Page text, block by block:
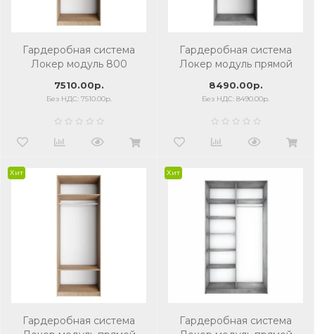
Гардеробная система
Локер модуль 800
7510.00р.
Без НДС: 7510.00р.
Гардеробная система
Локер модуль прямой
8490.00р.
Без НДС: 8490.00р.
Хит
Гардеробная система
Хит
Гардеробная система